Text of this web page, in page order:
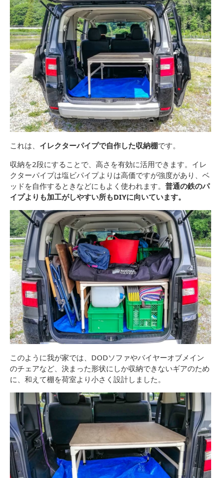
これは、 イレクターパイプで自作した収納棚です。
収納を2段にすることで、高さを有効に活用できます。イレ
クターパイプは塩ビパイプよりは高価ですが強度があり、ベ
ッドを自作するときなどにもよく使われます。 普通の鉄のパ
イプよりも加工がしやすい所もDIYに向いています。
このように我が家では、DODソファやバイヤーオブメイン
のチェアなど、決まった形状にしか収納できないギアのため
に、和えて棚を荷室より小さく設計しました。